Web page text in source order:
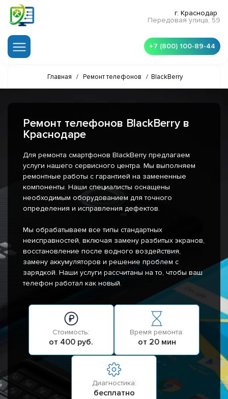
г. Краснодар
Передовая улица, 59
+7 (800) 100-89-44
Главная / Ремонт телефонов / BlackBerry
Ремонт телефонов BlackBerry в
Краснодаре
Для ремонта смартфонов BlackBerry предлагаем
услуги нашего сервисного центра. Мы выполняем
ремонтные работы с гарантией на замененные
компоненты. Наши специалисты оснащены
необходимым оборудованием для точного
определения и исправления дефектов.
Мы обрабатываем все типы стандартных
неисправностей, включая замену разбитых экранов,
восстановление после водного воздействия,
замену аккумуляторов и решение проблем с
зарядкой. Наши услуги рассчитаны на то, чтобы ваш
телефон работал как новый.
Стоимость:
от 400 руб.
Время ремонта:
от 20 мин
Диагностика:
бесплатно